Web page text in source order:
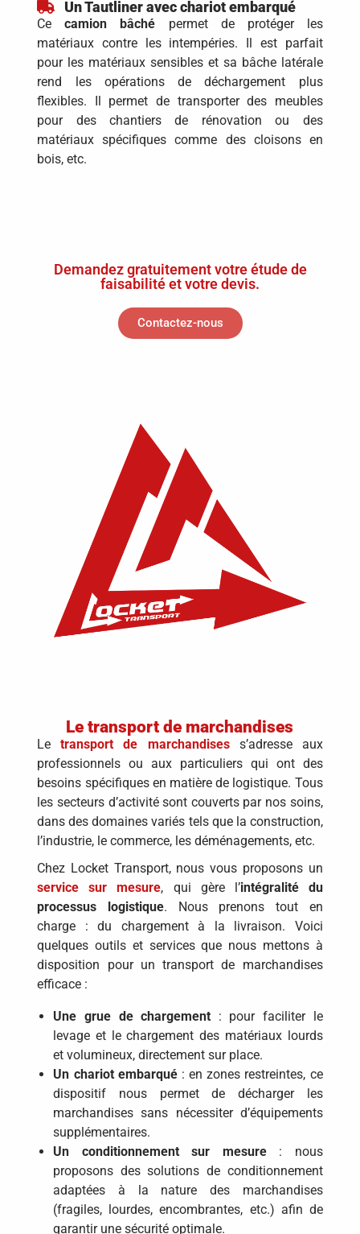
Un Tautliner avec chariot embarqué
Cecamion bâché permet de protéger les
matériaux contre les intempéries. Il est parfait
pour les matériaux sensibles et sa bâche latérale
rend les opérations de déchargement plus
flexibles. Il permet de transporter des meubles
pour des chantiers de rénovation ou des
matériaux spécifiques comme des cloisons en
bois, etc.
Demandez gratuitement votre étude de
faisabilité et votre devis.
Contactez-nous
Le transport de marchandises
Letransport de marchandisess’adresse aux
professionnels ou aux particuliers qui ont des
besoins spécifiques en matière de logistique. Tous
les secteurs d’activité sont couverts par nos soins,
dans des domaines variés tels que la construction,
l’industrie, le commerce, les déménagements, etc.
Chez Locket Transport, nous vous proposons un
service sur mesure, qui gère l’intégralité du
processus logistique. Nous prenons tout en
charge : du chargement à la livraison. Voici
quelques outils et services que nous mettons à
disposition pour un transport de marchandises
efficace :
Une grue de chargement : pour faciliter le
levage et le chargement des matériaux lourds
et volumineux, directement sur place.
Un chariot embarqué: en zones restreintes, ce
dispositif nous permet de décharger les
marchandises sans nécessiter d’équipements
supplémentaires.
Un conditionnement sur mesure: nous
proposons des solutions de conditionnement
adaptées à la nature des marchandises
(fragiles, lourdes, encombrantes, etc.) afin de
garantir une sécurité optimale.